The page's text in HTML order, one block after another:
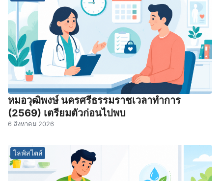
หมอวุฒิพงษ์ นครศรีธรรมราชเวลาทําการ
(2569) เตรียมตัวก่อนไปพบ
6 สิงหาคม 2026
ไลฟ์สไตล์